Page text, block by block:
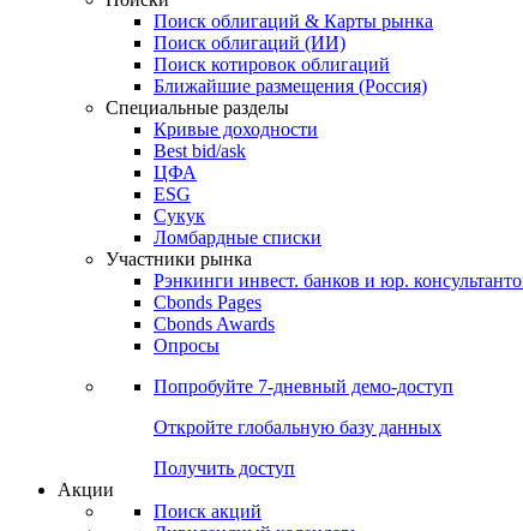
ежеквартальный аналитический журнал
Облигации
Поиски
Поиск облигаций & Карты рынка
Поиск облигаций (ИИ)
Поиск котировок облигаций
Ближайшие размещения (Россия)
Специальные разделы
Кривые доходности
Best bid/ask
ЦФА
ESG
Сукук
Ломбардные списки
Участники рынка
Рэнкинги инвест. банков и юр. консультантов
Cbonds Pages
Cbonds Awards
Опросы
Попробуйте7-дневный
Откройте глобальную базу данных